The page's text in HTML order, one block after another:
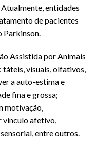
entidades
de pacientes
Parkinson.
Assistida por Animais
táteis, visuais, olfativos,
a auto-estima e
fina e grossa;
motivação,
vínculo afetivo,
entre outros.